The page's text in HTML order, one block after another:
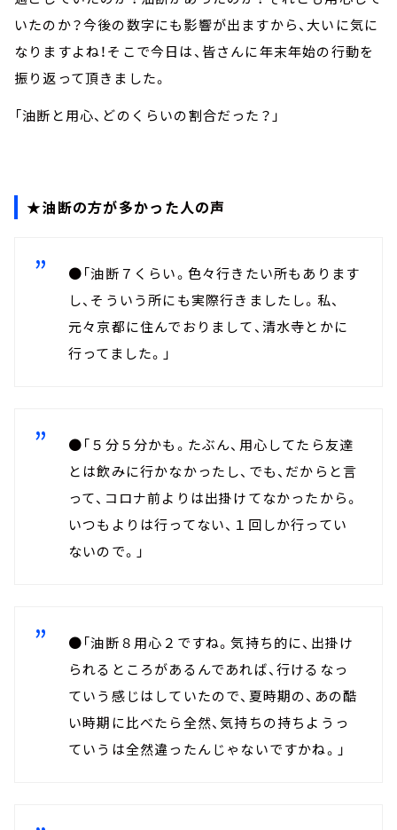
いたのか？今後の数字にも影響が出ますから、大いに気に
なりますよね！そこで今日は、皆さんに年末年始の行動を
振り返って頂きました。
「油断と用心、どのくらいの割合だった？」
★油断の方が多かった人の声
●「油断７くらい。色々行きたい所もあります
し、そういう所にも実際行きましたし。私、
元々京都に住んでおりまして、清水寺とかに
行ってました。」
●「５分５分かも。たぶん、用心してたら友達
とは飲みに行かなかったし、でも、だからと言
って、コロナ前よりは出掛けてなかったから。
いつもよりは行ってない、１回しか行ってい
ないので。」
●「油断８用心２ですね。気持ち的に、出掛け
られるところがあるんであれば、行けるなっ
ていう感じはしていたので、夏時期の、あの酷
い時期に比べたら全然、気持ちの持ちようっ
ていうは全然違ったんじゃないですかね。」